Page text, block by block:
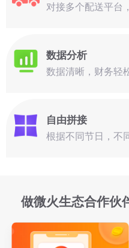
对接多个配送平台
数据分析
数据清晰，财务轻
自由拼接
根据不同节日，不
做微火生态合作伙